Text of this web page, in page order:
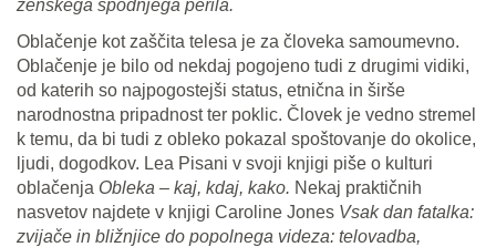
ženskega spodnjega perila.
Oblačenje kot zaščita telesa je za človeka samoumevno.
Oblačenje je bilo od nekdaj pogojeno tudi z drugimi vidiki,
od katerih so najpogostejši status, etnična in širše
narodnostna pripadnost ter poklic. Človek je vedno stremel
k temu, da bi tudi z obleko pokazal spoštovanje do okolice,
ljudi, dogodkov. Lea Pisani v svoji knjigi piše o kulturi
oblačenja Obleka – kaj, kdaj, kako. Nekaj praktičnih
nasvetov najdete v knjigi Caroline Jones Vsak dan fatalka:
zvijače in bližnjice do popolnega videza: telovadba,